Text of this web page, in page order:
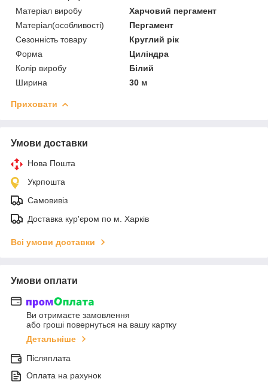
Матеріал виробу
Харчовий пергамент
Матеріал(особливості)
Пергамент
Сезонність товару
Круглий рік
Форма
Циліндра
Колір виробу
Білий
Ширина
30 м
Приховати
Умови доставки
Нова Пошта
Укрпошта
Самовивіз
Доставка кур'єром по м. Харків
Всі умови доставки
Умови оплати
Ви отримаєте замовлення
або гроші повернуться на вашу картку
Детальніше
Післяплата
Оплата на рахунок